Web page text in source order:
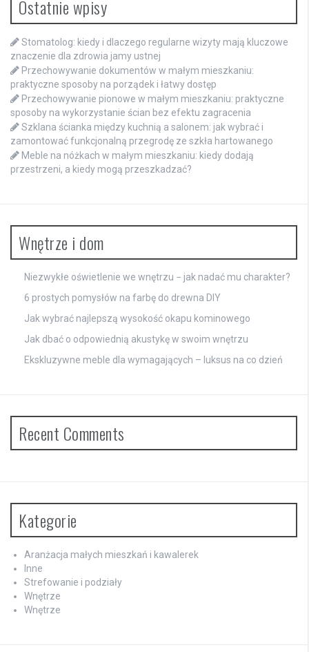
Ostatnie wpisy
Stomatolog: kiedy i dlaczego regularne wizyty mają kluczowe
znaczenie dla zdrowia jamy ustnej
Przechowywanie dokumentów w małym mieszkaniu:
praktyczne sposoby na porządek i łatwy dostęp
Przechowywanie pionowe w małym mieszkaniu: praktyczne
sposoby na wykorzystanie ścian bez efektu zagracenia
Szklana ścianka między kuchnią a salonem: jak wybrać i
zamontować funkcjonalną przegrodę ze szkła hartowanego
Meble na nóżkach w małym mieszkaniu: kiedy dodają
przestrzeni, a kiedy mogą przeszkadzać?
Wnętrze i dom
Niezwykłe oświetlenie we wnętrzu − jak nadać mu charakter?
6 prostych pomysłów na farbę do drewna DIY
Jak wybrać najlepszą wysokość okapu kominowego
Jak dbać o odpowiednią akustykę w swoim wnętrzu
Ekskluzywne meble dla wymagających – luksus na co dzień
Recent Comments
Kategorie
Aranżacja małych mieszkań i kawalerek
Inne
Strefowanie i podziały
Wnętrze
Wnętrze